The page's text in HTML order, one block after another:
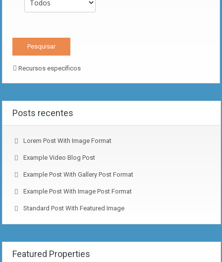
Recursos específicos
Posts recentes
Lorem Post With Image Format
Example Video Blog Post
Example Post With Gallery Post Format
Example Post With Image Post Format
Standard Post With Featured Image
Featured Properties